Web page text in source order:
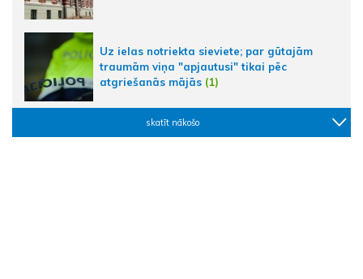
Uz ielas notriekta sieviete; par gūtajām
traumām viņa "apjautusi" tikai pēc
atgriešanās mājās (1)
skatīt nākošo